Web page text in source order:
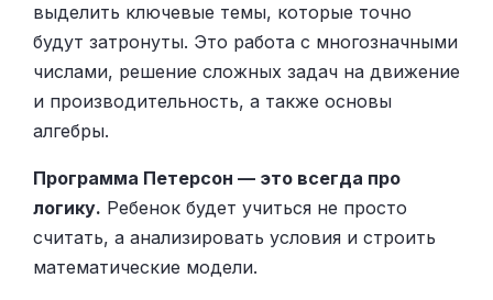
выделить ключевые темы, которые точно
будут затронуты. Это работа с многозначными
числами, решение сложных задач на движение
и производительность, а также основы
алгебры.
Программа Петерсон — это всегда про
логику. Ребенок будет учиться не просто
считать, а анализировать условия и строить
математические модели.